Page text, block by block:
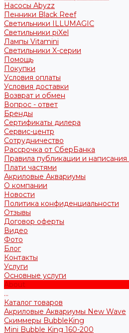
Насосы Abyzz
Пенники Black Reef
Светильники ILLUMAGIC
Светильники piXel
Лампы Vitamini
Светильники X-серии
Помощь
Покупки
Условия оплаты
Условия доставки
Возврат и обмен
Вопрос - ответ
Бренды
Сертификаты дилера
Сервис-центр
Сотрудничество
Рассрочка от СберБанка
Правила публикации и написания
Плати частями
Акриловые Аквариумы
О компании
Новости
Политика конфиденциальности
Отзывы
Договор оферты
Видео
Фото
Блог
Контакты
Услуги
Основные услуги
About
...
Каталог товаров
Акриловые Аквариумы New Wave
Скиммеры BubbleKing
Mini Bubble King 160-200